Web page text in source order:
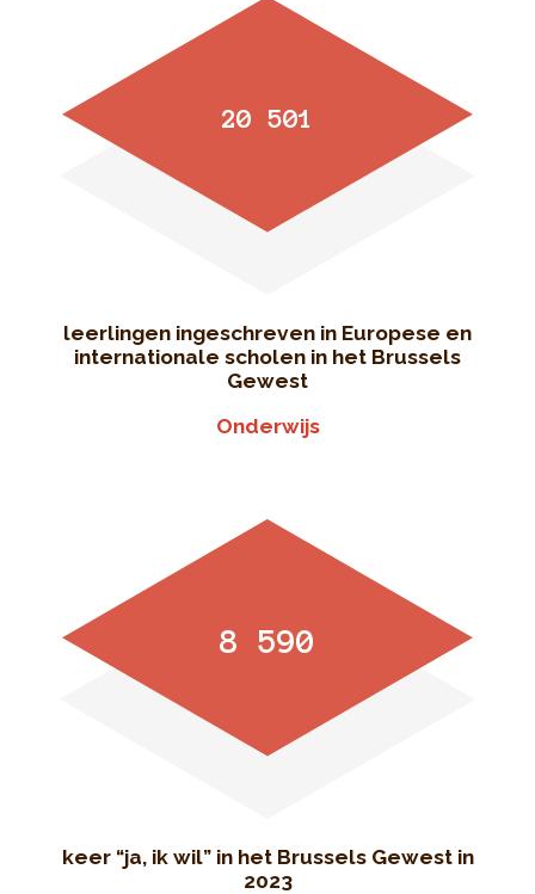
20 501
leerlingen ingeschreven in Europese en
internationale scholen in het Brussels
Gewest
Onderwijs
8 590
keer “ja, ik wil” in het Brussels Gewest in
2023